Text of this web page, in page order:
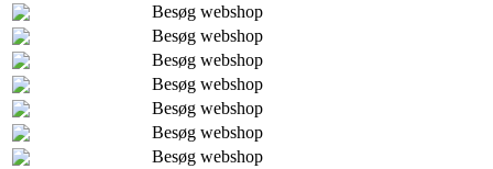
Besøg webshop
Besøg webshop
Besøg webshop
Besøg webshop
Besøg webshop
Besøg webshop
Besøg webshop